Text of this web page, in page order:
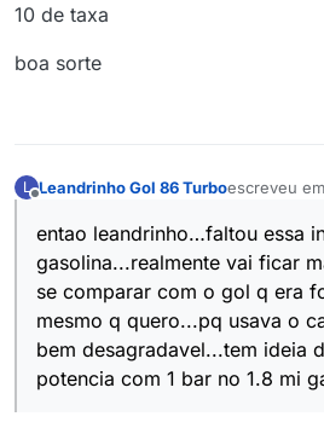
10 de taxa
boa sorte
L Leandrinho Gol 86 Turboescreveu em
última
entao leandrinho…faltou essa
gasolina...realmente vai ficar
se comparar com o gol q era
mesmo q quero...pq usava o
bem desagradavel...tem ideia
potencia com 1 bar no 1.8 mi